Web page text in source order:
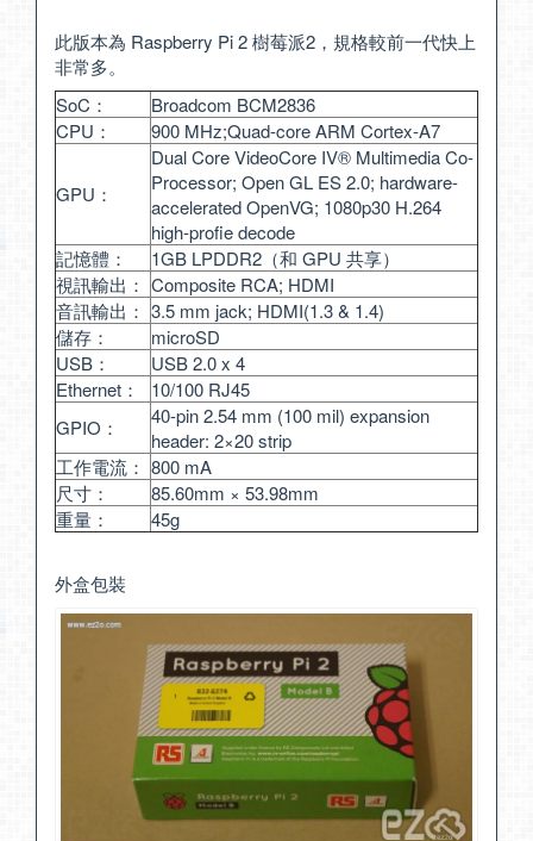
此版本為 Raspberry Pi 2 樹莓派2，規格較前一代快上
非常多。
SoC：
Broadcom BCM2836
CPU：
900 MHz;Quad-core ARM Cortex-A7
GPU：
Dual Core VideoCore IV® Multimedia Co-
Processor; Open GL ES 2.0; hardware-
accelerated OpenVG; 1080p30 H.264
high-profie decode
記憶體：
1GB LPDDR2（和 GPU 共享）
視訊輸出： Composite RCA; HDMI
音訊輸出： 3.5 mm jack; HDMI(1.3 & 1.4)
儲存：
microSD
USB：
USB 2.0 x 4
Ethernet：
10/100 RJ45
GPIO：
40-pin 2.54 mm (100 mil) expansion
header: 2×20 strip
工作電流： 800 mA
尺寸：
85.60mm × 53.98mm
重量：
45g
外盒包裝